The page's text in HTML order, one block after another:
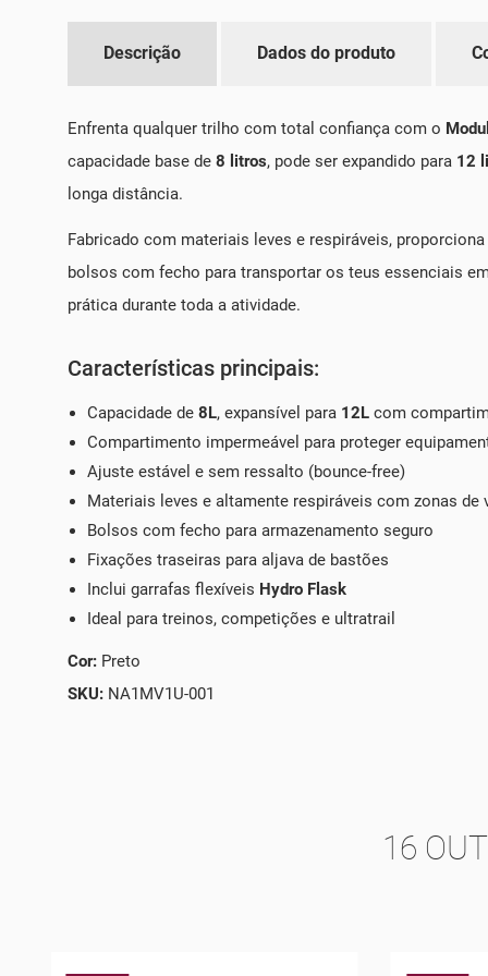
Descrição Dados do produto
Enfrenta qualquer trilho com total confiança com o
capacidade base de 8 litros, pode ser expandido para 12
longa distância.
Fabricado com materiais leves e respiráveis,
bolsos com fecho para transportar os teus essenciais
prática durante toda a atividade.
Características principais:
Capacidade de 8L, expansível para 12L com
Compartimento impermeável para proteger
Ajuste estável e sem ressalto (bounce-free)
Materiais leves e altamente respiráveis com zonas de
Bolsos com fecho para armazenamento seguro
Fixações traseiras para aljava de bastões
Inclui garrafas flexíveis Hydro Flask
Ideal para treinos, competições e ultratrail
Cor: Preto
SKU: NA1MV1U-001
16